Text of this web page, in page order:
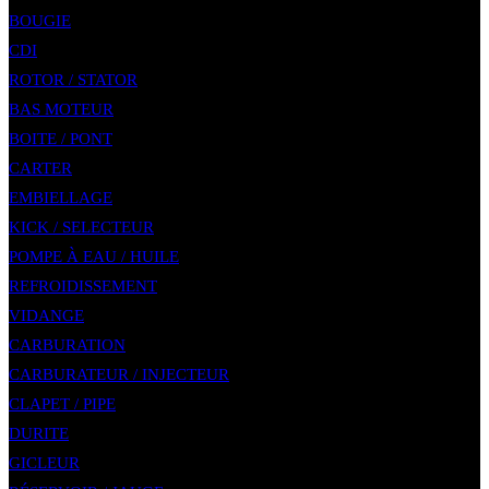
BOUGIE
CDI
ROTOR / STATOR
BAS MOTEUR
BOITE / PONT
CARTER
EMBIELLAGE
KICK / SELECTEUR
POMPE À EAU / HUILE
REFROIDISSEMENT
VIDANGE
CARBURATION
CARBURATEUR / INJECTEUR
CLAPET / PIPE
DURITE
GICLEUR